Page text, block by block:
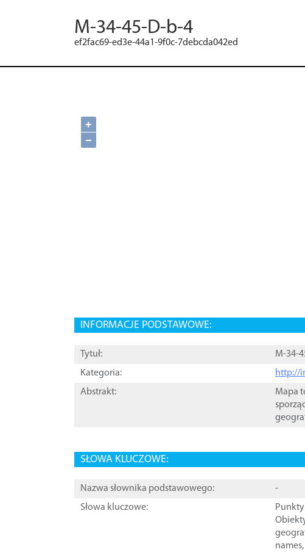
M-34-45-D-b-4
ef2fac69-ed3e-44a1-9f0c-7debcda042ed
+
−
INFORMACJE PODSTAWOWE:
Tytuł:
M-34-
Kategoria:
http://
Abstrakt:
Mapa
SŁOWA KLUCZOWE:
Nazwa słownika podstawowego:
-
Słowa kluczowe:
names,